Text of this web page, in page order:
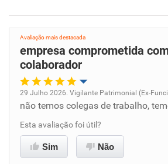
Avaliação mais destacada
empresa comprometida
colaborador
Oportunidade de promoção
Ambiente de trabalho
29 Julho 2026. Vigilante Patrimonial (Ex-
não temos colegas de trabalho,
Esta avaliação foi útil?
Sim Não